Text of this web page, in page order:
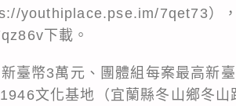
youthiplace.pse.im/7qet73）
下載。
臺幣3萬元、團體組每案最高新臺
文化基地（宜蘭縣冬山鄉冬山